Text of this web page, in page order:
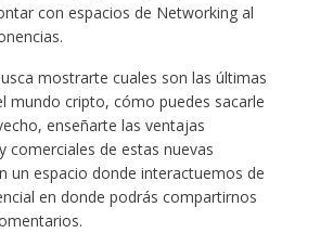
con espacios de Networking al
mostrarte cuales son las últimas
mundo cripto, cómo puedes sacarle
enseñarte las ventajas
comerciales de estas nuevas
un espacio donde interactuemos de
en donde podrás compartirnos